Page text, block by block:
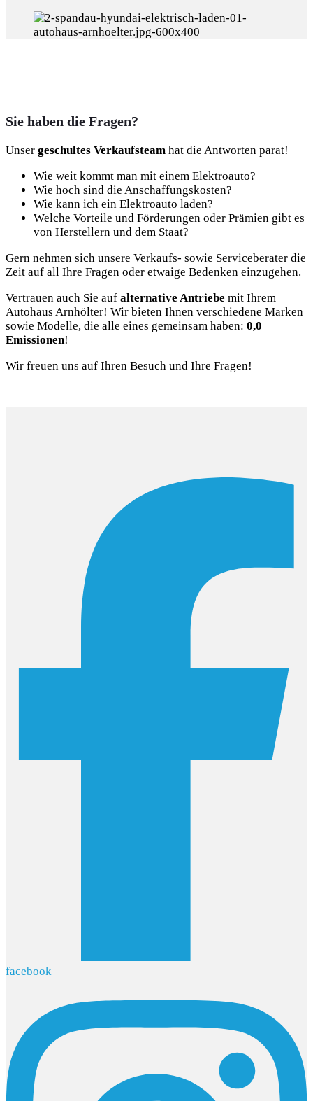
Sie haben die Fragen?
Unser geschultes Verkaufsteam hat die Antworten parat!
Wie weit kommt man mit einem Elektroauto?
Wie hoch sind die Anschaffungskosten?
Wie kann ich ein Elektroauto laden?
Welche Vorteile und Förderungen oder Prämien gibt es
von Herstellern und dem Staat?
Gern nehmen sich unsere Verkaufs- sowie Serviceberater die
Zeit auf all Ihre Fragen oder etwaige Bedenken einzugehen.
Vertrauen auch Sie auf alternative Antriebe mit Ihrem
Autohaus Arnhölter! Wir bieten Ihnen verschiedene Marken
sowie Modelle, die alle eines gemeinsam haben: 0,0
Emissionen!
Wir freuen uns auf Ihren Besuch und Ihre Fragen!
facebook